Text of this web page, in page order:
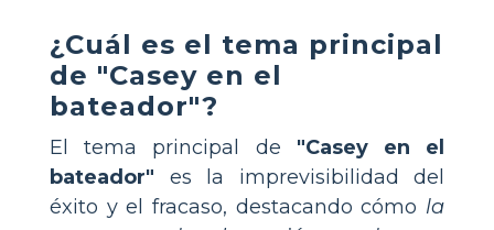
¿Cuál es el tema principal
de "Casey en el
bateador"?
El tema principal de "Casey en el
bateador" es la imprevisibilidad del
éxito y el fracaso, destacando cómo la